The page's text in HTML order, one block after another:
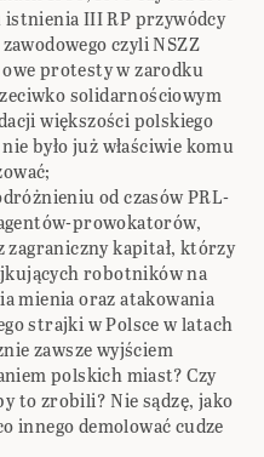
istnienia III RP przywódcy
czyli NSZZ
protesty w zarodku
solidarnościowym
większości polskiego
było już właściwie komu
od czasów PRL-
prowokatorów,
zagraniczny kapitał, którzy
robotników na
mienia oraz atakowania
strajki w Polsce w latach
zawsze wyjściem
polskich miast? Czy
to zrobili? Nie sądzę, jako
innego demolować cudze